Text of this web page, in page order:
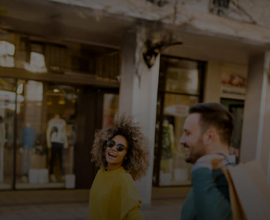
개인 고객
비즈니스 고객
모두를 위한 가치
이노베이터
뉴스 & 인사이트